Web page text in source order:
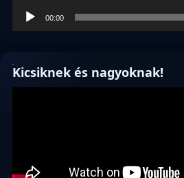
00:00
Kicsiknek és nagyoknak!